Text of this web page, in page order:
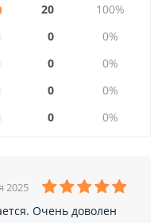
20
100%
0
0%
0
0%
0
0%
0 0%
2025
Очень доволен